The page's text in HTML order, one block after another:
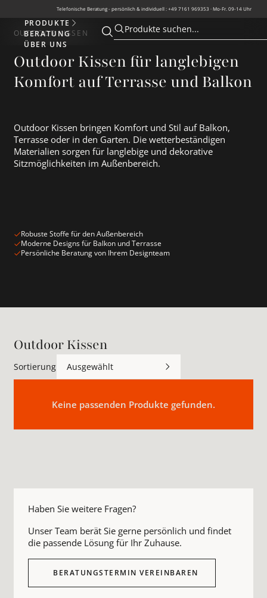
Telefonische Beratung - persönlich & individuell : +49 7161 969353 · Mo-Fr. 09-14 Uhr
Produkte
PRODUKTE
BERATUNG
ÜBER UNS
Suche öffnen
Suche öffnen
Produkte suchen...
OUTDOOR KISSEN
Outdoor Kissen für langlebigen
Komfort auf Terrasse und Balkon
Outdoor Kissen bringen Komfort und Stil auf Balkon,
Terrasse oder in den Garten. Die wetterbeständigen
Materialien sorgen für langlebige und dekorative
Sitzmöglichkeiten im Außenbereich.
Robuste Stoffe für den Außenbereich
Moderne Designs für Balkon und Terrasse
Persönliche Beratung von Ihrem Designteam
Outdoor Kissen
Sortierung Ausgewählt
Keine passenden Produkte gefunden.
Haben Sie weitere Fragen?
Unser Team berät Sie gerne persönlich und findet
die passende Lösung für Ihr Zuhause.
BERATUNGSTERMIN VEREINBAREN